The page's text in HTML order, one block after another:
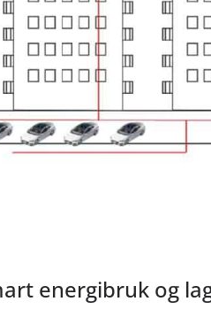
energibruk og